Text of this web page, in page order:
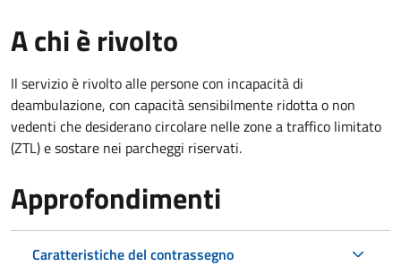
A chi è rivolto
Il servizio è rivolto alle persone con incapacità di
deambulazione, con capacità sensibilmente ridotta o non
vedenti che desiderano circolare nelle zone a traffico limitato
(ZTL) e sostare nei parcheggi riservati.
Approfondimenti
Caratteristiche del contrassegno